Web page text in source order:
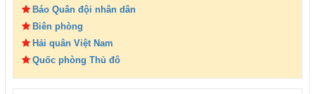
Báo Quân đội nhân dân
Biên phòng
Hải quân Việt Nam
Quốc phòng Thủ đô